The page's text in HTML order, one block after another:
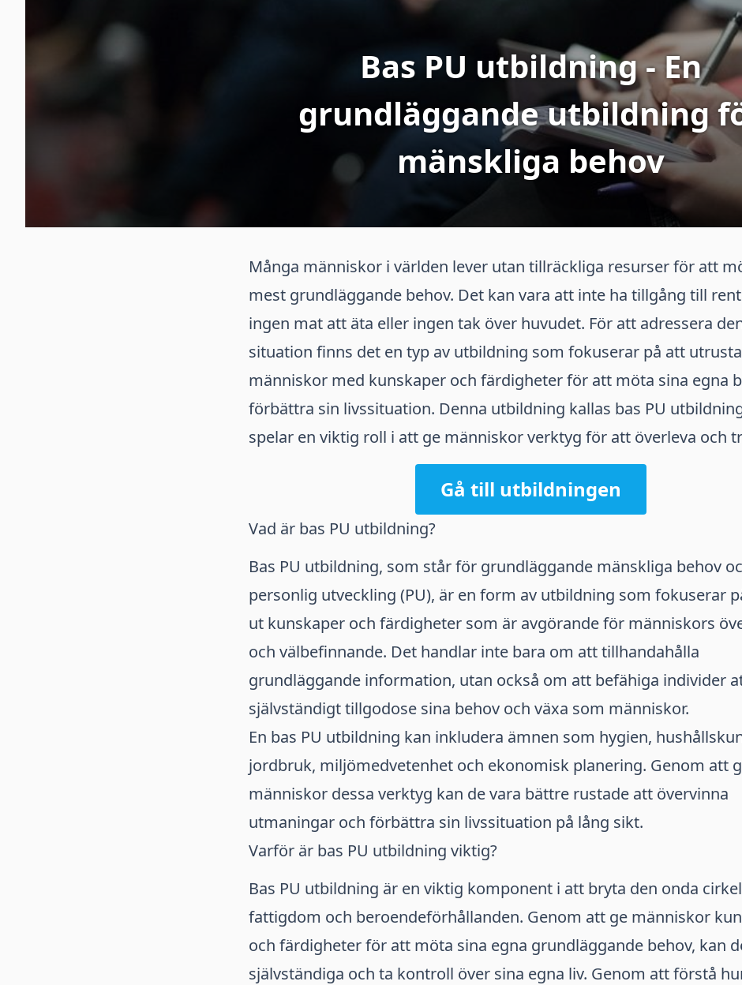
Bas PU utbildning - En
grundläggande utbildning
mänskliga behov
Många människor i världen lever utan tillräckliga resurser för att
mest grundläggande behov. Det kan vara att inte ha tillgång till
ingen mat att äta eller ingen tak över huvudet. För att adressera
situation finns det en typ av utbildning som fokuserar på att utrusta
människor med kunskaper och färdigheter för att möta sina egna
förbättra sin livssituation. Denna utbildning kallas bas PU
spelar en viktig roll i att ge människor verktyg för att överleva och
Gå till utbildningen
Vad är bas PU utbildning?
Bas PU utbildning, som står för grundläggande mänskliga behov
personlig utveckling (PU), är en form av utbildning som fokuserar
ut kunskaper och färdigheter som är avgörande för människors
och välbefinnande. Det handlar inte bara om att tillhandahålla
grundläggande information, utan också om att befähiga individer
självständigt tillgodose sina behov och växa som människor.
En bas PU utbildning kan inkludera ämnen som hygien,
jordbruk, miljömedvetenhet och ekonomisk planering. Genom att
människor dessa verktyg kan de vara bättre rustade att övervinna
utmaningar och förbättra sin livssituation på lång sikt.
Varför är bas PU utbildning viktig?
Bas PU utbildning är en viktig komponent i att bryta den onda
fattigdom och beroendeförhållanden. Genom att ge människor
och färdigheter för att möta sina egna grundläggande behov, kan
självständiga och ta kontroll över sina egna liv. Genom att förstå